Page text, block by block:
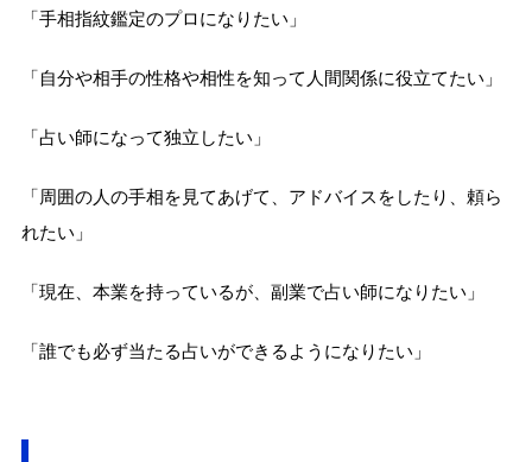
「手相指紋鑑定のプロになりたい」
「自分や相手の性格や相性を知って人間関係に役立てたい」
「占い師になって独立したい」
「周囲の人の手相を見てあげて、アドバイスをしたり、頼ら
れたい」
「現在、本業を持っているが、副業で占い師になりたい」
「誰でも必ず当たる占いができるようになりたい」